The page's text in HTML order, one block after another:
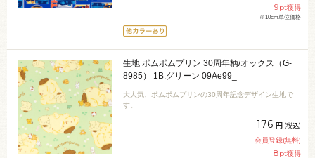
9pt獲得
※10cm単位価格
生地 ポムポムプリン 30周年柄/オックス（G-
8985） 1B.グリーン 09Ae99_
大人気、ポムポムプリンの30周年記念デザイン生地で
す。
176 円 (税込)
会員登録(無料)
8pt獲得